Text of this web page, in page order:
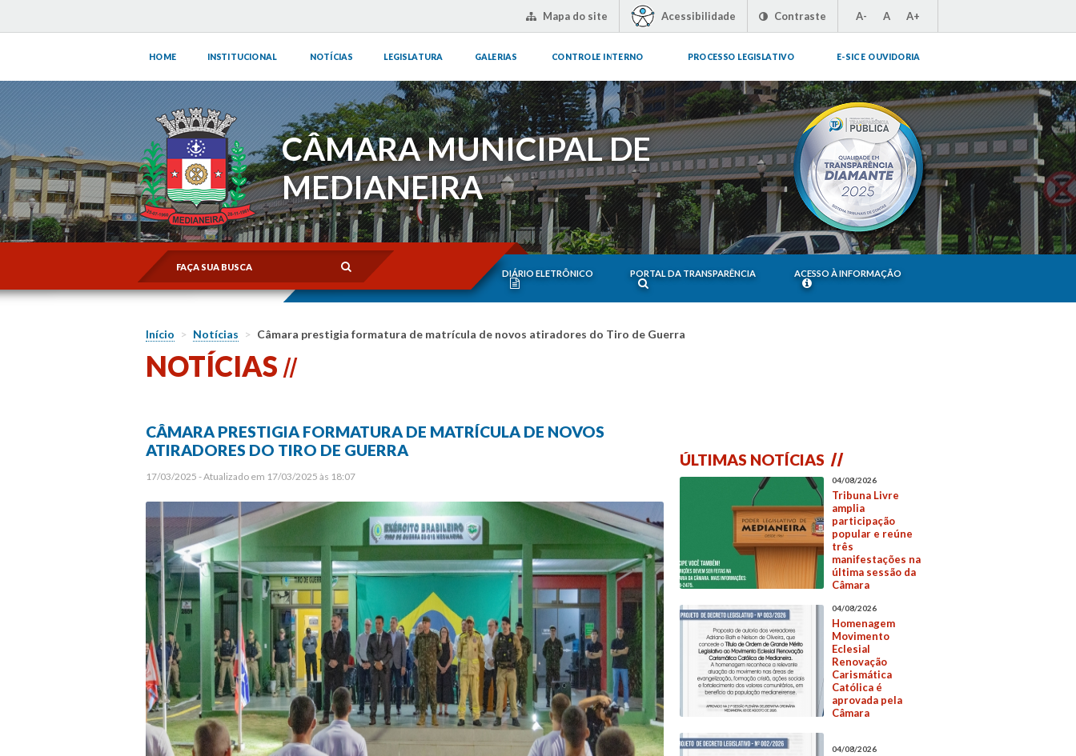
Mapa do site Acessibilidade Contraste A- A A+
HOME INSTITUCIONAL NOTÍCIAS LEGISLATURA GALERIAS CONTROLE INTERNO PROCESSO LEGISLATIVO E-SIC E OUVIDORIA
CÂMARA MUNICIPAL DE
MEDIANEIRA
DIÁRIO ELETRÔNICO PORTAL DA TRANSPARÊNCIA ACESSO À INFORMAÇÃO
Início > Notícias > Câmara prestigia formatura de matrícula de novos atiradores do Tiro de Guerra
NOTÍCIAS
CÂMARA PRESTIGIA FORMATURA DE MATRÍCULA DE NOVOS
ATIRADORES DO TIRO DE GUERRA
17/03/2025 - Atualizado em 17/03/2025 às 18:07
ÚLTIMAS NOTÍCIAS
04/08/2026
Tribuna Livre
amplia
participação
popular e reúne
três
manifestações na
última sessão da
Câmara
04/08/2026
Homenagem
Movimento
Eclesial
Renovação
Carismática
Católica é
aprovada pela
Câmara
04/08/2026